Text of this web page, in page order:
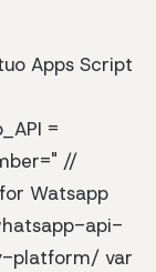
Apps Script
=
//
Watsapp
api-
platform/ var